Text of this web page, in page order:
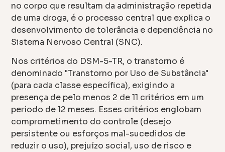
no corpo que resultam da administração repetida
de uma droga, é o processo central que explica o
desenvolvimento de tolerância e dependência no
Sistema Nervoso Central (SNC).
Nos critérios do DSM-5-TR, o transtorno é
denominado "Transtorno por Uso de Substância"
(para cada classe específica), exigindo a
presença de pelo menos 2 de 11 critérios em um
período de 12 meses. Esses critérios englobam
comprometimento do controle (desejo
persistente ou esforços mal-sucedidos de
reduzir o uso), prejuízo social, uso de risco e